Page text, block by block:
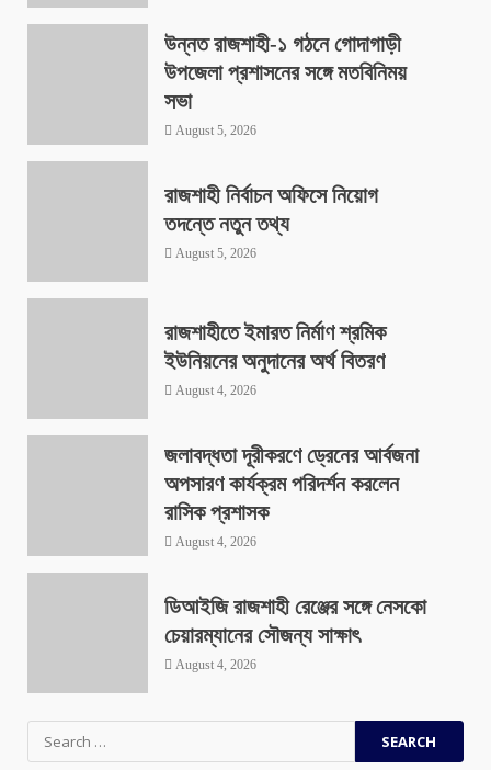
উন্নত রাজশাহী-১ গঠনে গোদাগাড়ী
উপজেলা প্রশাসনের সঙ্গে মতবিনিময়
সভা
August 5, 2026
রাজশাহী নির্বাচন অফিসে নিয়োগ
তদন্তে নতুন তথ্য
August 5, 2026
রাজশাহীতে ইমারত নির্মাণ শ্রমিক
ইউনিয়নের অনুদানের অর্থ বিতরণ
August 4, 2026
জলাবদ্ধতা দূরীকরণে ড্রেনের আর্বজনা
অপসারণ কার্যক্রম পরিদর্শন করলেন
রাসিক প্রশাসক
August 4, 2026
ডিআইজি রাজশাহী রেঞ্জের সঙ্গে নেসকো
চেয়ারম্যানের সৌজন্য সাক্ষাৎ
August 4, 2026
for: